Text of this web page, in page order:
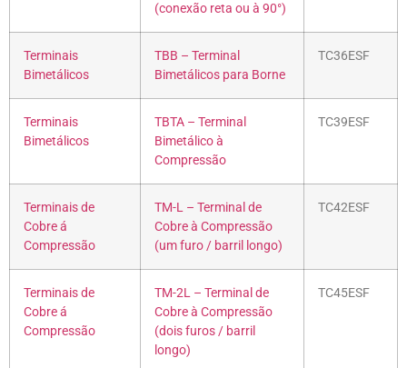
(conexão reta ou à 90°)
Terminais
Bimetálicos
TBB – Terminal
Bimetálicos para Borne
TC36ESF
Terminais
Bimetálicos
TBTA – Terminal
Bimetálico à
Compressão
TC39ESF
Terminais de
Cobre á
Compressão
TM-L – Terminal de
Cobre à Compressão
(um furo / barril longo)
TC42ESF
Terminais de
Cobre á
Compressão
TM-2L – Terminal de
Cobre à Compressão
(dois furos / barril
longo)
TC45ESF